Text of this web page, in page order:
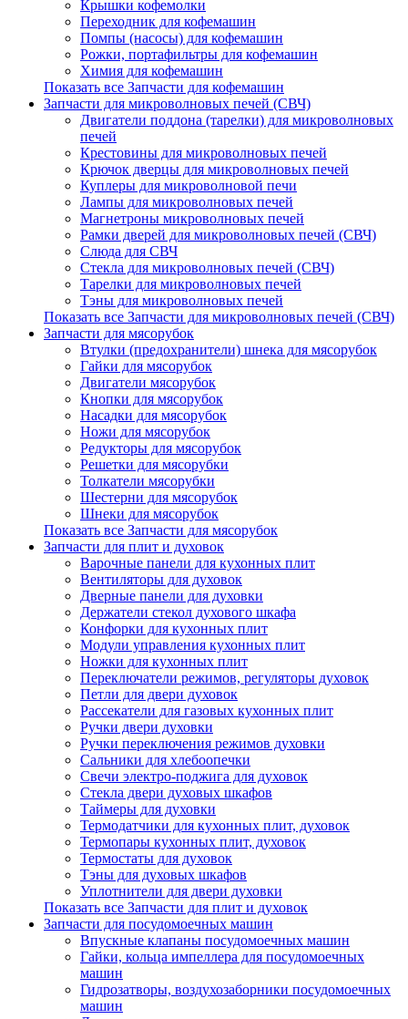
Крышки кофемолки
Переходник для кофемашин
Помпы (насосы) для кофемашин
Рожки, портафильтры для кофемашин
Химия для кофемашин
Показать все Запчасти для кофемашин
Запчасти для микроволновых печей (СВЧ)
Двигатели поддона (тарелки) для микроволновых
печей
Крестовины для микроволновых печей
Крючок дверцы для микроволновых печей
Куплеры для микроволновой печи
Лампы для микроволновых печей
Магнетроны микроволновых печей
Рамки дверей для микроволновых печей (СВЧ)
Слюда для СВЧ
Стекла для микроволновых печей (СВЧ)
Тарелки для микроволновых печей
Тэны для микроволновых печей
Показать все Запчасти для микроволновых печей (СВЧ)
Запчасти для мясорубок
Втулки (предохранители) шнека для мясорубок
Гайки для мясорубок
Двигатели мясорубок
Кнопки для мясорубок
Насадки для мясорубок
Ножи для мясорубок
Редукторы для мясорубок
Решетки для мясорубки
Толкатели мясорубки
Шестерни для мясорубок
Шнеки для мясорубок
Показать все Запчасти для мясорубок
Запчасти для плит и духовок
Варочные панели для кухонных плит
Вентиляторы для духовок
Дверные панели для духовки
Держатели стекол духового шкафа
Конфорки для кухонных плит
Модули управления кухонных плит
Ножки для кухонных плит
Переключатели режимов, регуляторы духовок
Петли для двери духовок
Рассекатели для газовых кухонных плит
Ручки двери духовки
Ручки переключения режимов духовки
Сальники для хлебоопечки
Свечи электро-поджига для духовок
Стекла двери духовых шкафов
Таймеры для духовки
Термодатчики для кухонных плит, духовок
Термопары кухонных плит, духовок
Термостаты для духовок
Тэны для духовых шкафов
Уплотнители для двери духовки
Показать все Запчасти для плит и духовок
Запчасти для посудомоечных машин
Впускные клапаны посудомоечных машин
Гайки, кольца импеллера для посудомоечных
машин
Гидрозатворы, воздухозаборники посудомоечных
машин